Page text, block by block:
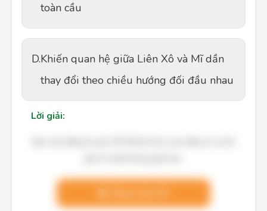
toàn cầu
D.Khiến quan hệ giữa Liên Xô và Mĩ dần
thay đổi theo chiều hướng đối đầu nhau
Lời giải: